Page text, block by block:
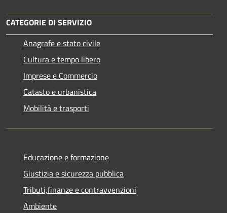
CATEGORIE DI SERVIZIO
Anagrafe e stato civile
Cultura e tempo libero
Imprese e Commercio
Catasto e urbanistica
Mobilità e trasporti
Educazione e formazione
Giustizia e sicurezza pubblica
Tributi,finanze e contravvenzioni
Ambiente